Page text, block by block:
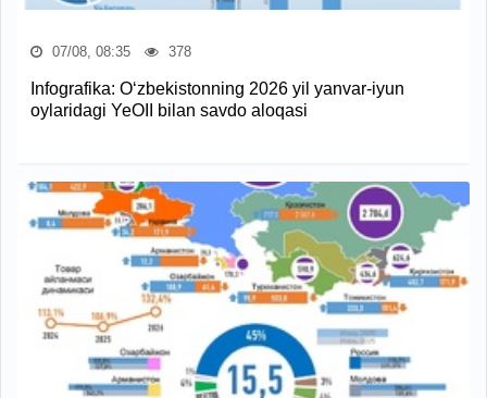
07/08, 08:35 378
Infografika: O‘zbekistonning 2026 yil yanvar-iyun
oylaridagi YeOII bilan savdo aloqasi